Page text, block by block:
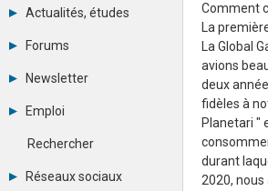
Actualités, études
Chiffres
eSport
Hardware
Vidéos
Forums
Tous les forums
-
Messages privés
Contacter un modérateur
Newsletter
Archives
Abonnement
Emploi
Consulter les annonces
Observatoire de l'emploi
Rechercher
Réseaux sociaux
Comment
La
La Global
avions
deux
fidèles à
Planetari "
durant
2020,